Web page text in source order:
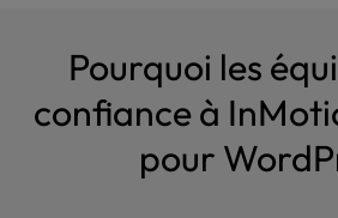
Pourquoi les
confiance à
pour